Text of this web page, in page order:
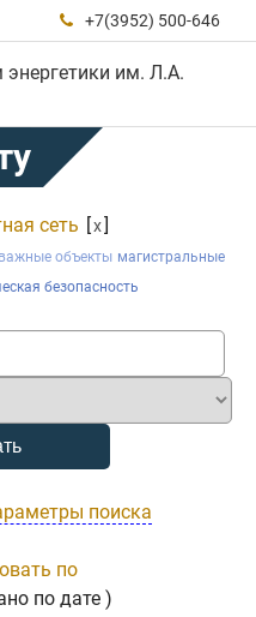
 +7(3952) 500-646
энергетики им. Л.А.
сеть [x]
объекты магистральные
безопасность
поиска
по
по дате )